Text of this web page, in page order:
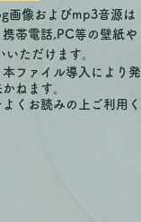
画像およびmp3音源は
帯電話,PC等の壁紙や
ただけます。
ファイル導入により発
ねます。​
くお読みの上ご利用く